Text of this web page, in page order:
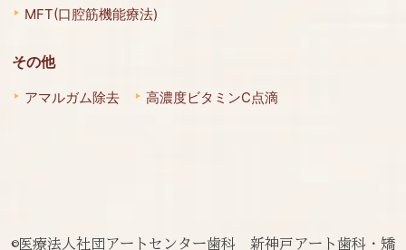
MFT(口腔筋機能療法)
その他
アマルガム除去 高濃度ビタミンC点滴
©医療法人社団アートセンター歯科 新神戸アート歯科・矯